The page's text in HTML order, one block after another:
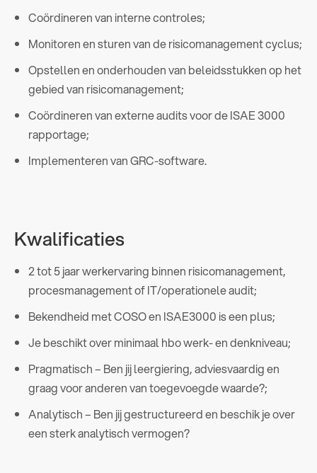
Coördineren van interne controles;
Monitoren en sturen van de risicomanagement cyclus;
Opstellen en onderhouden van beleidsstukken op het
gebied van risicomanagement;
Coördineren van externe audits voor de ISAE 3000
rapportage;
Implementeren van GRC-software.
Kwalificaties
2 tot 5 jaar werkervaring binnen risicomanagement,
procesmanagement of IT/operationele audit;
Bekendheid met COSO en ISAE3000 is een plus;
Je beschikt over minimaal hbo werk- en denkniveau;
Pragmatisch – Ben jij leergiering, adviesvaardig en
graag voor anderen van toegevoegde waarde?;
Analytisch – Ben jij gestructureerd en beschik je over
een sterk analytisch vermogen?